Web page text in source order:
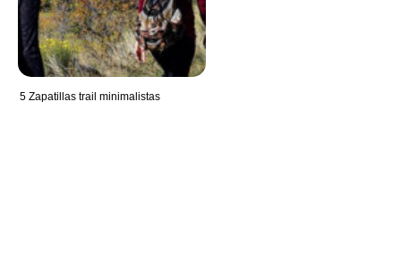
5 Zapatillas trail minimalistas